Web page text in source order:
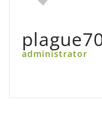
administrator